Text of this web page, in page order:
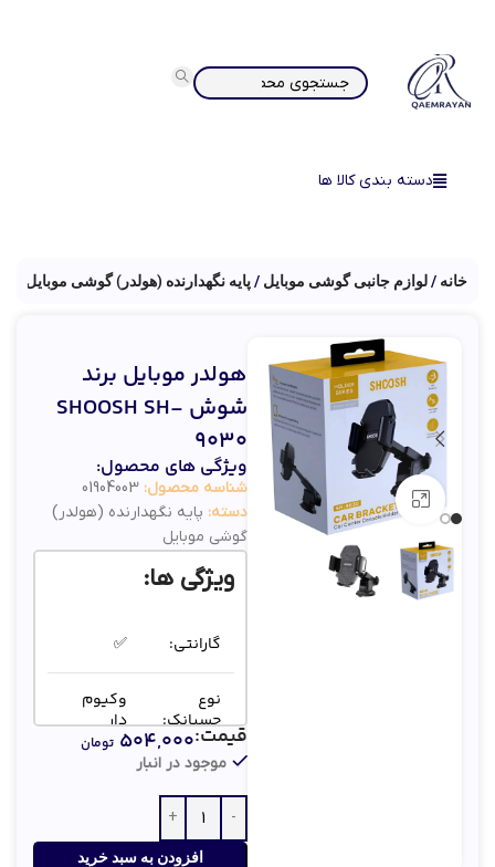
دسته بندی کالا ها
خانه لوازم جانبی گوشی موبایل پایه نگهدارنده (هولدر) گوشی موبایل
بزرگنمایی تصویر
هولدر موبایل برند
شوش SHOOSH SH-
9030
ویژگی های محصول:
شناسه محصول: 01904003
دسته: پایه نگهدارنده (هولدر)
گوشی موبایل
ویژگی ها:
گارانتی: ✅
نوع
چسبانک:
وکیوم
دار
بدنه:
موجود در انبار
افزودن به سبد خرید
قیمت:۵۰۴,۰۰۰ تومان